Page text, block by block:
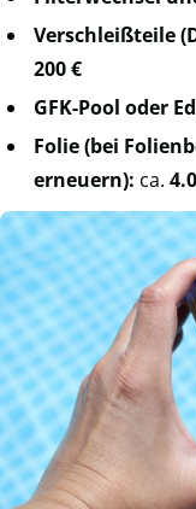
Verschleißteile
200 €
GFK-Pool oder
Folie (bei
erneuern): ca.